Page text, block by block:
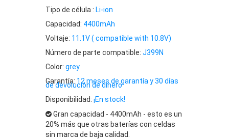
Tipo de célula : Li-ion
Capacidad: 4400mAh
Voltaje: 11.1V ( compatible with 10.8V)
Número de parte compatible: J399N
Color: grey
Garantía: 12 meses de garantía y 30 días
de devolución de dinero
Disponibilidad: ¡En stock!
Gran capacidad - 4400mAh - esto es un
20% más que otras baterías con celdas
sin marca de baja calidad.